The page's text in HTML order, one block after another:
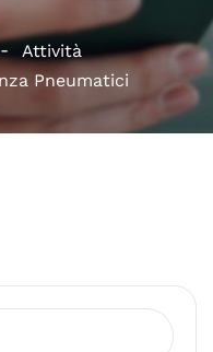
Attività
Pneumatici